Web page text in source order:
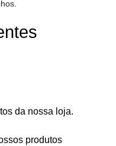
da nossa loja.
produtos